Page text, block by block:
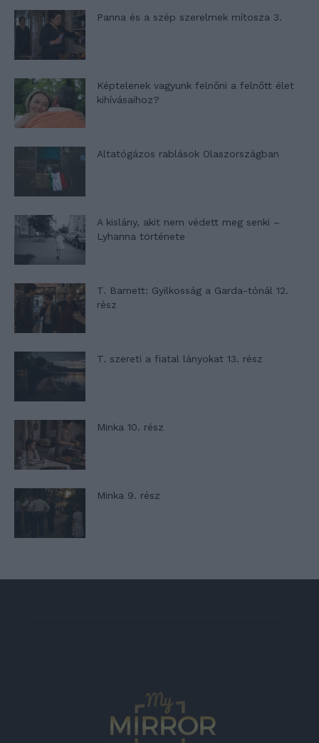
Panna és a szép szerelmek mítosza 3.
Képtelenek vagyunk felnőni a felnőtt élet
kihívásaihoz?
Altatógázos rablások Olaszországban
A kislány, akit nem védett meg senki –
Lyhanna története
T. Barnett: Gyilkosság a Garda-tónál 12.
rész
T. szereti a fiatal lányokat 13. rész
Minka 10. rész
Minka 9. rész